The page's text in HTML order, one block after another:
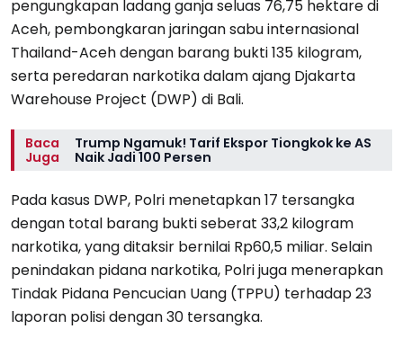
pengungkapan ladang ganja seluas 76,75 hektare di
Aceh, pembongkaran jaringan sabu internasional
Thailand-Aceh dengan barang bukti 135 kilogram,
serta peredaran narkotika dalam ajang Djakarta
Warehouse Project (DWP) di Bali.
Baca
Juga
Trump Ngamuk! Tarif Ekspor Tiongkok ke AS
Naik Jadi 100 Persen
Pada kasus DWP, Polri menetapkan 17 tersangka
dengan total barang bukti seberat 33,2 kilogram
narkotika, yang ditaksir bernilai Rp60,5 miliar. Selain
penindakan pidana narkotika, Polri juga menerapkan
Tindak Pidana Pencucian Uang (TPPU) terhadap 23
laporan polisi dengan 30 tersangka.